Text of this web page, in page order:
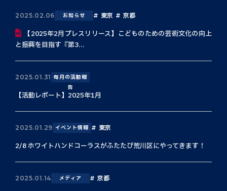
2025.02.06 お知らせ 東京 京都
【2025年2月プレスリリース】こどものための芸術文化の向上
と振興を目指す『第3...
2025.01.31 毎月の活動報
告
【活動レポート】2025年1月
2025.01.29 イベント情報 東京
2/8 ホワイトハンドコーラスがふたたび荒川区にやってきます！
2025.01.14 メディア 京都